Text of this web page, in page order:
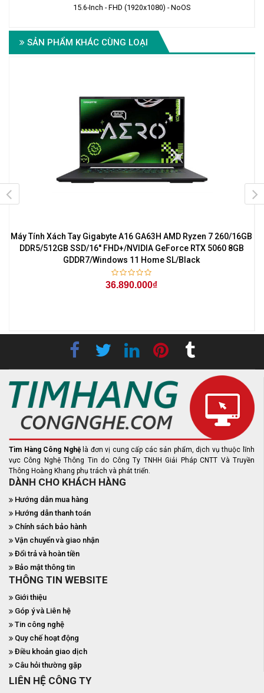
15.6-Inch - FHD (1920x1080) - NoOS
SẢN PHẨM KHÁC CÙNG LOẠI
Máy Tính Xách Tay Gigabyte A16 GA63H AMD Ryzen 7 260/16GB
DDR5/512GB SSD/16'' FHD+/NVIDIA GeForce RTX 5060 8GB
GDDR7/Windows 11 Home SL/Black
36.890.000₫
Tìm Hàng Công Nghệ là đơn vị cung cấp các sản phẩm, dịch vụ thuộc lĩnh
vực Công Nghệ Thông Tin do Công Ty TNHH Giải Pháp CNTT Và Truyền
Thông Hoàng Khang phụ trách và phát triển.
DÀNH CHO KHÁCH HÀNG
Hướng dẫn mua hàng
Hướng dẫn thanh toán
Chính sách bảo hành
Vận chuyển và giao nhận
Đổi trả và hoàn tiền
Bảo mật thông tin
THÔNG TIN WEBSITE
Giới thiệu
Góp ý và Liên hệ
Tin công nghệ
Quy chế hoạt động
Điều khoản giao dịch
Câu hỏi thường gặp
LIÊN HỆ CÔNG TY